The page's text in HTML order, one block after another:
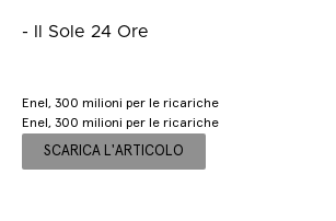
- Il Sole 24 Ore
Enel, 300 milioni per le ricariche
Enel, 300 milioni per le ricariche
SCARICA L'ARTICOLO